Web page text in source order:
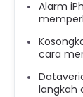
Alarm
cara
langkah